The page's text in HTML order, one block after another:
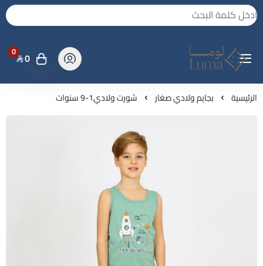
لوما - بجامه واكثر
0 0
الرئيسية بجايم ولادي صغار شورت ولادي1-9 سنوات